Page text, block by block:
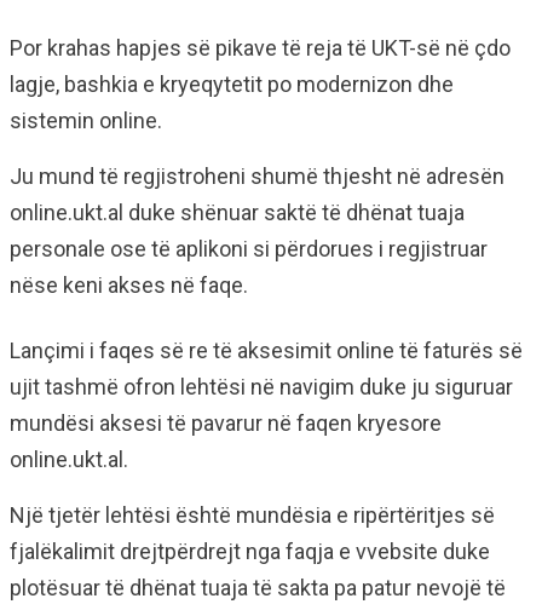
Por krahas hapjes së pikave të reja të UKT-së në çdo
lagje, bashkia e kryeqytetit po modernizon dhe
sistemin online.
Ju mund të regjistroheni shumë thjesht në adresën
online.ukt.al duke shënuar saktë të dhënat tuaja
personale ose të aplikoni si përdorues i regjistruar
nëse keni akses në faqe.
Lançimi i faqes së re të aksesimit online të faturës së
ujit tashmë ofron lehtësi në navigim duke ju siguruar
mundësi aksesi të pavarur në faqen kryesore
online.ukt.al.
Një tjetër lehtësi është mundësia e ripërtëritjes së
fjalëkalimit drejtpërdrejt nga faqja e vvebsite duke
plotësuar të dhënat tuaja të sakta pa patur nevojë të